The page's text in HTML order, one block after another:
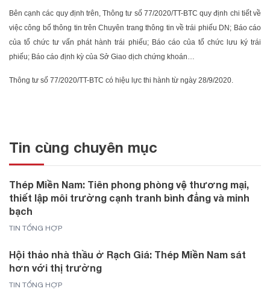
Bên cạnh các quy định trên, Thông tư số 77/2020/TT-BTC quy định chi tiết về
việc công bố thông tin trên Chuyên trang thông tin về trái phiếu DN; Báo cáo
của tổ chức tư vấn phát hành trái phiếu; Báo cáo của tổ chức lưu ký trái
phiếu; Báo cáo định kỳ của Sở Giao dịch chứng khoán…
Thông tư số 77/2020/TT-BTC có hiệu lực thi hành từ ngày 28/9/2020.
Tin cùng chuyên mục
Thép Miền Nam: Tiên phong phòng vệ thương mại,
thiết lập môi trường cạnh tranh bình đẳng và minh
bạch
TIN TỔNG HỢP
Hội thảo nhà thầu ở Rạch Giá: Thép Miền Nam sát
hơn với thị trường
TIN TỔNG HỢP